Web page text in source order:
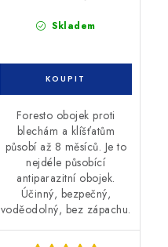
Skladem
Foresto obojek proti
blechám a klíšťatům
působí až 8 měsíců. Je to
nejdéle působící
antiparazitní obojek.
Účinný, bezpečný,
voděodolný, bez zápachu.